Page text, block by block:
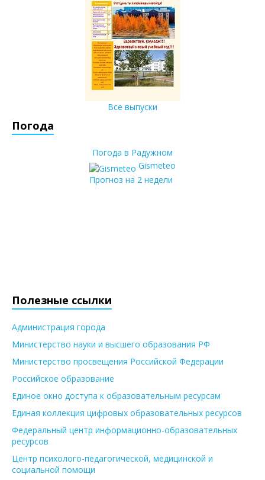
Все выпуски
Погода
Погода в Радужном
Gismeteo
Прогноз на 2 недели
Полезные ссылки
Администрация города
Министерство науки и высшего образования РФ
Министерство просвещения Российской Федерации
Российское образование
Единое окно доступа к образовательным ресурсам
Единая коллекция цифровых образовательных ресурсов
Федеральный центр информационно-образовательных
ресурсов
Центр психолого-педагогической, медицинской и
социальной помощи